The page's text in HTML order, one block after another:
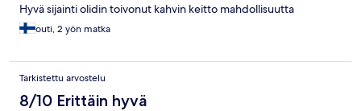
Hyvä sijainti olidin toivonut kahvin keitto mahdollisuutta
outi, 2 yön matka
Tarkistettu arvostelu
8/10 Erittäin hyvä